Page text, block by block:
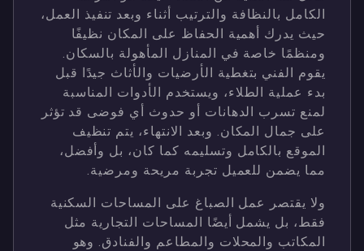
الكامل بالنظافة والترتيب أثناء وبعد تنفيذ العمل،
حيث يدرك أهمية الحفاظ على المكان نظيفًا
ومنظمًا خاصة في المنازل المأهولة بالسكان.
يقوم الفني بتغطية الأرضيات والأثاث جيدًا قبل
بدء عملية الطلاء، ويستخدم الأدوات المناسبة
لمنع تسرب الدهانات أو حدوث أي فوضى قد تؤثر
على جمال المكان. وبعد الانتهاء، يتم تنظيف
الموقع بالكامل وتسليمه كما كان، بل وأفضل،
مما يضمن للعميل تجربة مريحة ومرضية.
ولا يقتصر عمل الصباغ على المساحات السكنية
فقط، بل يشمل أيضًا المساحات التجارية مثل
المكاتب والمحلات والمطاعم والفنادق. وهو